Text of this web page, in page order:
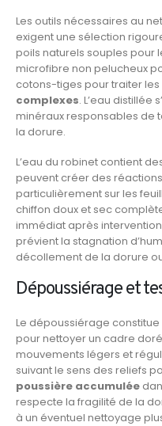
Les outils nécessaires au
exigent une sélection
poils naturels souples pour
microfibre non pelucheux
cotons-tiges pour traiter
complexes. L’eau distillée
minéraux responsables de
la dorure.
L’eau du robinet contient
peuvent créer des
particulièrement sur les
chiffon doux et sec
immédiat après
prévient la stagnation
décollement de la dorure
Dépoussiérage et
Le dépoussiérage
pour nettoyer un cadre
mouvements légers et
suivant le sens des reliefs
poussière accumulée
respecte la fragilité de la
à un éventuel nettoyage